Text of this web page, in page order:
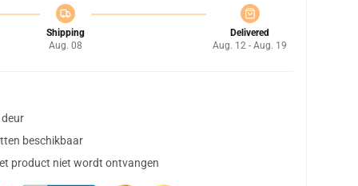
Shipping
Aug. 08
Delivered
Aug. 12 - Aug. 19
beschikbaar
product niet wordt ontvangen